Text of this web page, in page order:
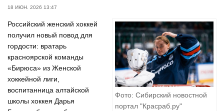
18 ИЮН. 2026 13:47
Фото: Сибирский новостной
портал "Красраб.ру"
Российский женский хоккей
получил новый повод для
гордости: вратарь
красноярской команды
«Бирюса» из Женской
хоккейной лиги,
воспитанница алтайской
школы хоккея Дарья